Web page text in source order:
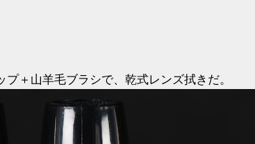
＋山羊毛ブラシで、乾式レンズ拭きだ。